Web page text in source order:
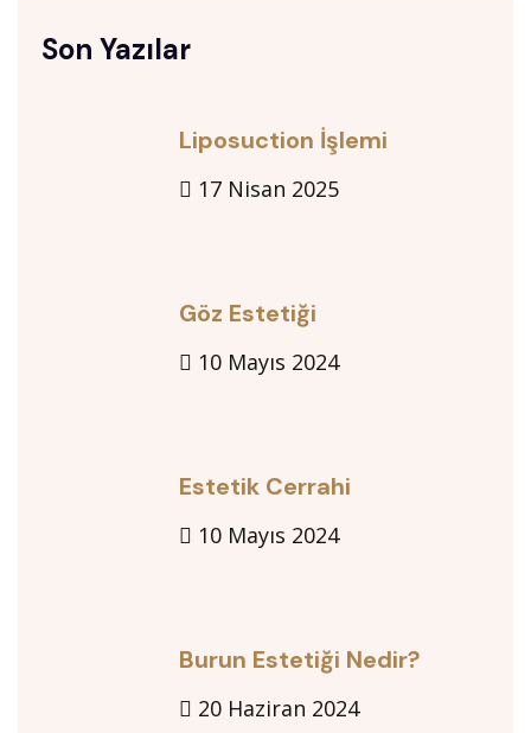
Son Yazılar
Liposuction İşlemi
17 Nisan 2025
Göz Estetiği
10 Mayıs 2024
Estetik Cerrahi
10 Mayıs 2024
Burun Estetiği Nedir?
20 Haziran 2024